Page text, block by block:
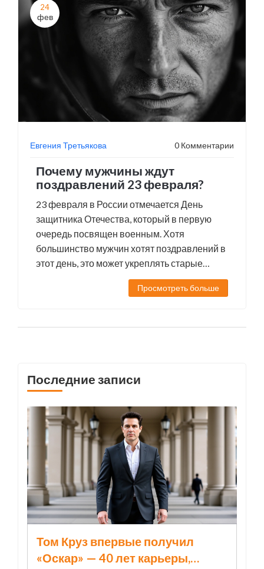
24
фев
Евгения Третьякова 0 Комментарии
Почему мужчины ждут
поздравлений 23 февраля?
23 февраля в России отмечается День
защитника Отечества, который в первую
очередь посвящен военным. Хотя
большинство мужчин хотят поздравлений в
этот день, это может укреплять старые
гендерные стереотипы и увековечивать
идеи о мужественности, связанные с
Просмотреть больше
Последние записи
Том Круз впервые получил
«Оскар» — 40 лет карьеры,